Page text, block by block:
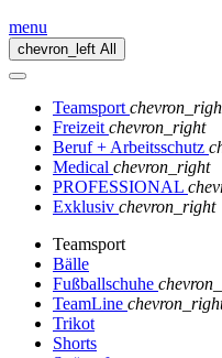
menu
chevron_left All
Teamsport
Freizeit chevron_right
Beruf + Arbeitsschutz
Medical chevron_right
PROFESSIONAL
Exklusiv chevron_right
Teamsport
Bälle
Fußballschuhe
TeamLine
Trikot
Shorts